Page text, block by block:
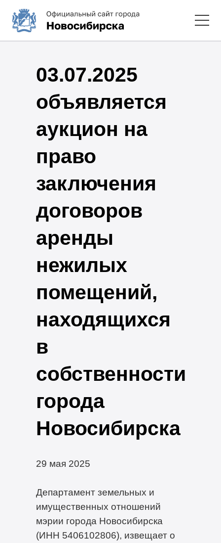
03.07.2025
объявляется
аукцион на
право
заключения
договоров
аренды
нежилых
помещений,
находящихся
в
собственности
города
Новосибирска
29 мая 2025
Департамент земельных и
имущественных отношений
мэрии города Новосибирска
(ИНН 5406102806), извещает о